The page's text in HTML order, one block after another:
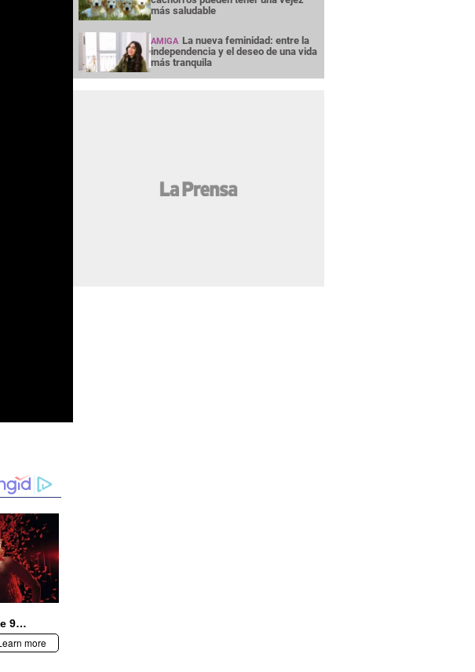
más saludable
AMIGA La nueva feminidad: entre la
independencia y el deseo de una vida
más tranquila